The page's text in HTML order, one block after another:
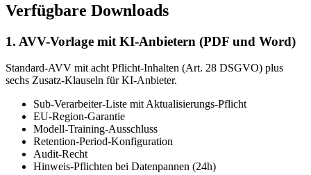
Verfügbare Downloads
1. AVV-Vorlage mit KI-Anbietern (PDF und Word)
Standard-AVV mit acht Pflicht-Inhalten (Art. 28 DSGVO) plus
sechs Zusatz-Klauseln für KI-Anbieter.
Sub-Verarbeiter-Liste mit Aktualisierungs-Pflicht
EU-Region-Garantie
Modell-Training-Ausschluss
Retention-Period-Konfiguration
Audit-Recht
Hinweis-Pflichten bei Datenpannen (24h)